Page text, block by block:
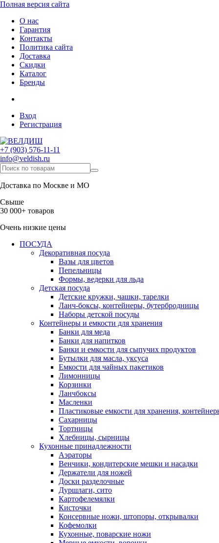
Полная версия сайта
О нас
Гарантия
Контакты
Политика сайта
Доставка
Скидки
Каталог
Бренды
Вход
Регистрация
+7 (903) 576-11-11
info@veldish.ru
Доставка по Москве и МО
Свыше
30 000+ товаров
Очень низкие цены
ПОСУДА
Декоративная посуда
Вазы для цветов
Пепельницы
Формы, ведерки для льда
Детская посуда
Детские кружки, чашки, тарелки
Ланч-боксы, контейнеры, бутербродницы
Наборы детской посуды
Контейнеры и емкости для хранения
Банки для меда
Банки для напитков
Банки и емкости для сыпучих продуктов
Бутылки для масла, уксуса
Емкости для чайных пакетиков
Лимонницы
Корзинки
Ланчбоксы
Масленки
Пластиковые емкости для хранения,
Сахарницы
Тортницы
Хлебницы, сырницы
Кухонные принадлежности
Аэраторы
Венчики, кондитерские мешки и насадки
Держатели для ножей
Доски разделочные
Дуршлаги, сито
Картофелемялки
Кисточки
Консервные ножи, штопоры, открывалки
Кофемолки
Кухонные, поварские ножи